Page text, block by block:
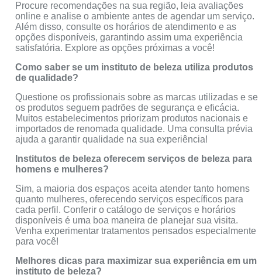
Procure recomendações na sua região, leia avaliações
online e analise o ambiente antes de agendar um serviço.
Além disso, consulte os horários de atendimento e as
opções disponíveis, garantindo assim uma experiência
satisfatória. Explore as opções próximas a você!
Como saber se um instituto de beleza utiliza produtos
de qualidade?
Questione os profissionais sobre as marcas utilizadas e se
os produtos seguem padrões de segurança e eficácia.
Muitos estabelecimentos priorizam produtos nacionais e
importados de renomada qualidade. Uma consulta prévia
ajuda a garantir qualidade na sua experiência!
Institutos de beleza oferecem serviços de beleza para
homens e mulheres?
Sim, a maioria dos espaços aceita atender tanto homens
quanto mulheres, oferecendo serviços específicos para
cada perfil. Conferir o catálogo de serviços e horários
disponíveis é uma boa maneira de planejar sua visita.
Venha experimentar tratamentos pensados especialmente
para você!
Melhores dicas para maximizar sua experiência em um
instituto de beleza?